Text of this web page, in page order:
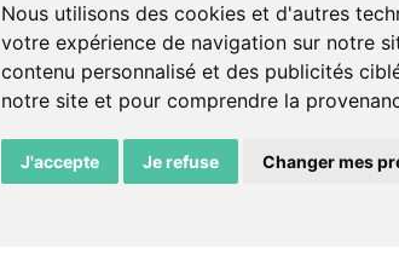
Nous utilisons des cookies et d'autres
votre expérience de navigation sur notre
contenu personnalisé et des publicités
notre site et pour comprendre la
J'accepte Je refuse Changer mes